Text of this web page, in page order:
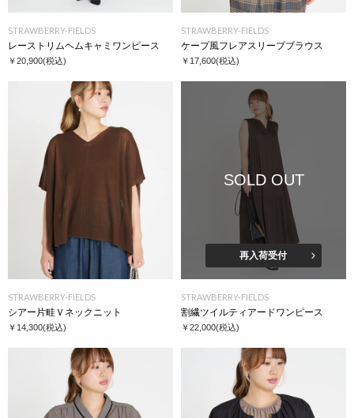
STRAWBERRY-FIELDS
レーストリムヘムキャミワンピース
￥20,900(税込)
STRAWBERRY-FIELDS
ケープ風フレアスリーブブラウス
￥17,600(税込)
STRAWBERRY-FIELDS
シアー片畦Ｖネックニット
￥14,300(税込)
SOLD OUT
再入荷受付
STRAWBERRY-FIELDS
割繊ツイルティアードワンピース
￥22,000(税込)